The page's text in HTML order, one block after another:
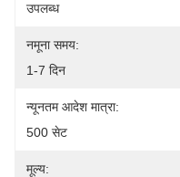
उपलब्ध
नमूना समय:
1-7 दिन
न्यूनतम आदेश मात्रा:
500 सेट
मूल्य: